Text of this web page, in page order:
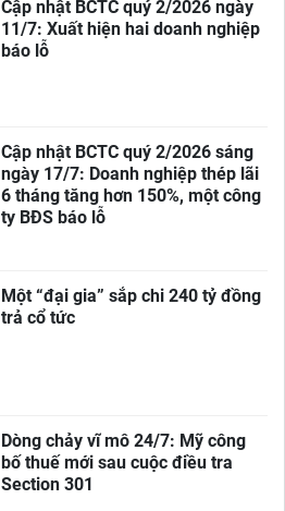
Cập nhật BCTC quý 2/2026 ngày
11/7: Xuất hiện hai doanh nghiệp
báo lỗ
Cập nhật BCTC quý 2/2026 sáng
ngày 17/7: Doanh nghiệp thép lãi
6 tháng tăng hơn 150%, một công
ty BĐS báo lỗ
Một “đại gia” sắp chi 240 tỷ đồng
trả cổ tức
Dòng chảy vĩ mô 24/7: Mỹ công
bố thuế mới sau cuộc điều tra
Section 301